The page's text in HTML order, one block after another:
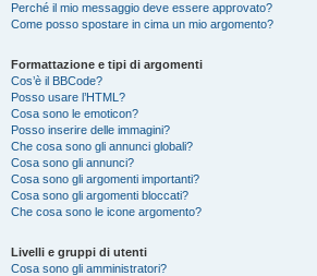
Perché il mio messaggio deve essere approvato?
Come posso spostare in cima un mio argomento?
Formattazione e tipi di argomenti
Cos’è il BBCode?
Posso usare l’HTML?
Cosa sono le emoticon?
Posso inserire delle immagini?
Che cosa sono gli annunci globali?
Cosa sono gli annunci?
Cosa sono gli argomenti importanti?
Cosa sono gli argomenti bloccati?
Che cosa sono le icone argomento?
Livelli e gruppi di utenti
Cosa sono gli amministratori?